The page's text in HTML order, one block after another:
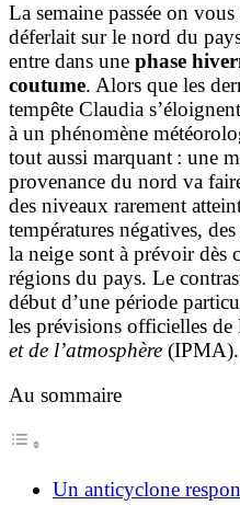
La semaine passée on
déferlait sur le nord du
entre dans une phase
coutume. Alors que les
tempête Claudia
à un phénomène
tout aussi marquant : une
provenance du nord va
des niveaux rarement
températures négatives,
la neige sont à prévoir dès
régions du pays. Le
début d’une période
les prévisions officielles de
et de l’atmosphère (IPMA).
Au sommaire
Un anticyclone